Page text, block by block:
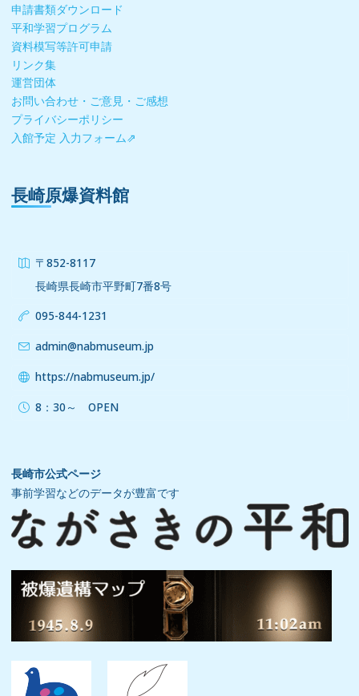
申請書類ダウンロード
平和学習プログラム
資料模写等許可申請
リンク集
運営団体
お問い合わせ・ご意見・ご感想
プライバシーポリシー
入館予定 入力フォーム⇗
長崎原爆資料館
〒852-8117
長崎県長崎市平野町7番8号
095-844-1231
admin@nabmuseum.jp
https://nabmuseum.jp/
8：30～ OPEN
長崎市公式ページ
事前学習などのデータが豊富です